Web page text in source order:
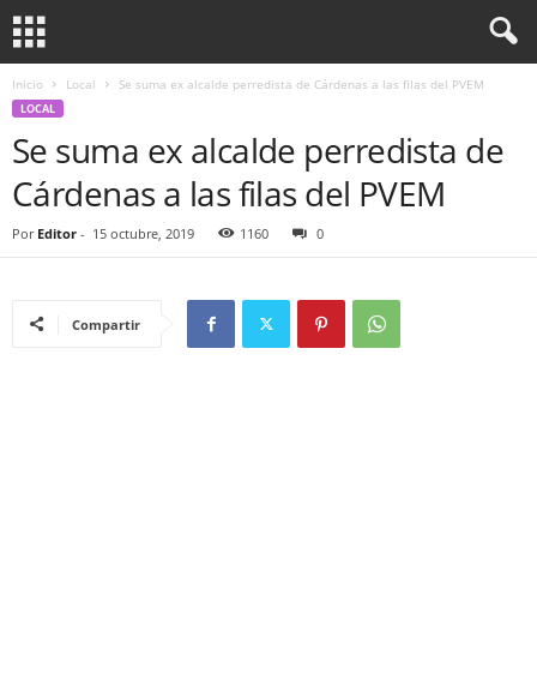
Inicio Local Se suma ex alcalde perredista de Cárdenas a las filas del PVEM
LOCAL
Se suma ex alcalde perredista de
Cárdenas a las filas del PVEM
Por Editor - 15 octubre, 2019 1160 0
Compartir